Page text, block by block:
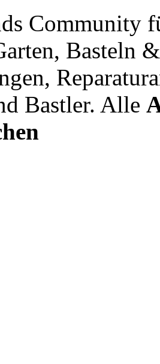
Community
Basteln
Bastler. Alle